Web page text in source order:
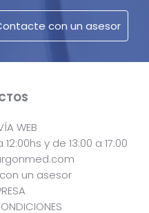
WEB
y de 13:00 a 17:00
un asesor